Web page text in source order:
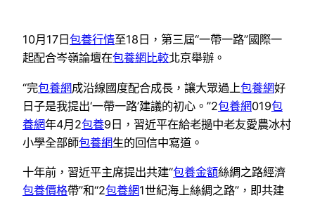
10月17日包養行情至18日，第三屆“一帶一路”國際一
起配合岑嶺論壇在包養網比較北京舉辦。
“完包養網成沿線國度配合成長，讓大眾過上包養網好
日子是我提出‘一帶一路’建議的初心。”2包養網019包
養網年4月2包養9日，習近平在給老撾中老友愛農冰村
小學全部師包養網生的回信中寫道。
十年前，習近平主席提出共建“包養金額絲綢之路經濟
包養價格帶”和“2包養網1世紀海上絲綢之路”，即共建